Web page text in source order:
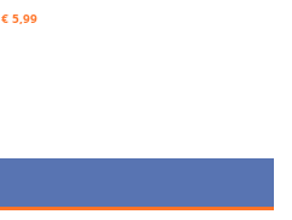
€ 5,99